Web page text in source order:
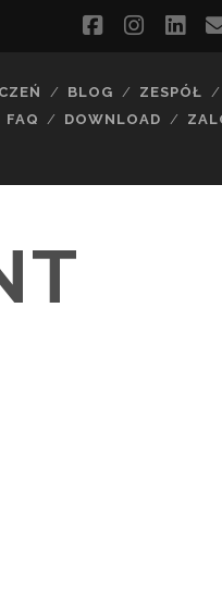
facebook
BLOG ZESPÓŁ
FAQ DOWNLOAD